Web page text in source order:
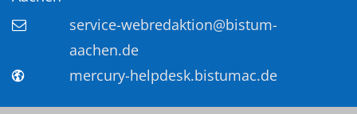
service-webredaktion@bistum-
aachen.de
mercury-helpdesk.bistumac.de